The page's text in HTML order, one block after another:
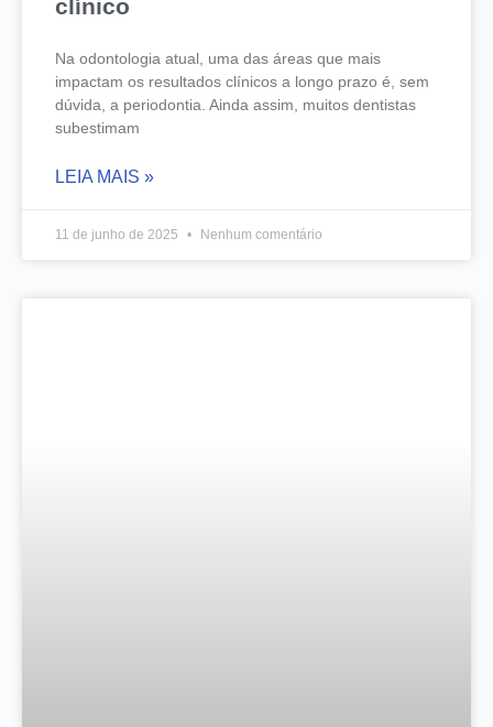
clínico
Na odontologia atual, uma das áreas que mais
impactam os resultados clínicos a longo prazo é, sem
dúvida, a periodontia. Ainda assim, muitos dentistas
subestimam
LEIA MAIS »
11 de junho de 2025 Nenhum comentário